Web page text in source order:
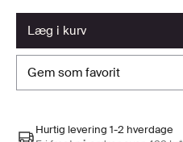
læg i kurv
gem som favorit
Hurtig levering 1-2 hverdage